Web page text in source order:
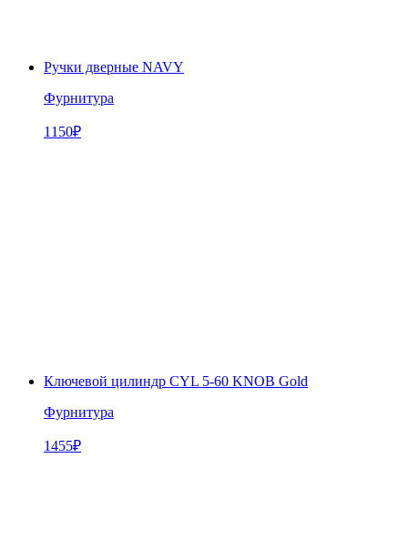
Ручки дверные NAVY
Фурнитура
1150₽
Ключевой цилиндр CYL 5-60 KNOB Gold
Фурнитура
1455₽